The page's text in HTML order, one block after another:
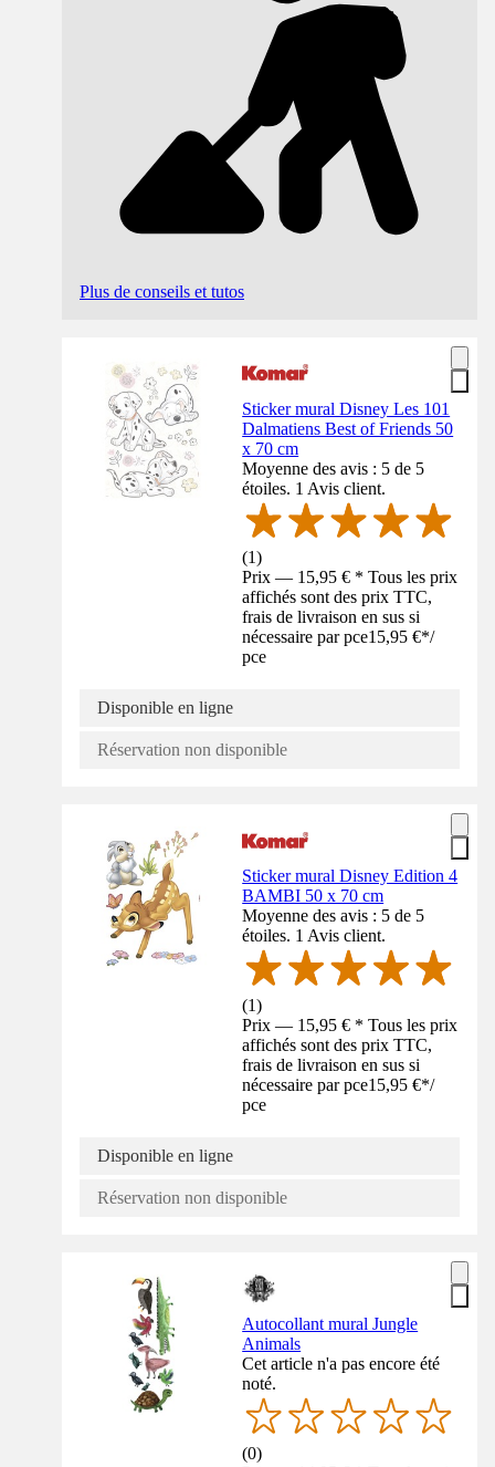
Plus de conseils et tutos
Sticker mural Disney Les 101
Dalmatiens Best of Friends 50
x 70 cm
Moyenne des avis : 5 de 5
étoiles. 1 Avis client.
(1)
Prix — 15,95 € * Tous les prix
affichés sont des prix TTC,
frais de livraison en sus si
nécessaire par pce15,95 €*/
pce
Disponible en ligne
Réservation non disponible
Sticker mural Disney Edition 4
BAMBI 50 x 70 cm
Moyenne des avis : 5 de 5
étoiles. 1 Avis client.
(1)
Prix — 15,95 € * Tous les prix
affichés sont des prix TTC,
frais de livraison en sus si
nécessaire par pce15,95 €*/
pce
Disponible en ligne
Réservation non disponible
Autocollant mural Jungle
Animals
Cet article n'a pas encore été
noté.
(0)